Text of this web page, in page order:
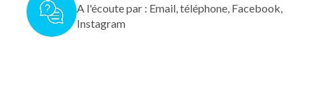
A l'écoute par : Email, téléphone, Facebook,
Instagram